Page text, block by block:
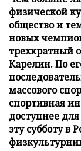
физической
общество и
новых
трехкратный
Карелин. По
массового
спортивная
доступнее
эту субботу в